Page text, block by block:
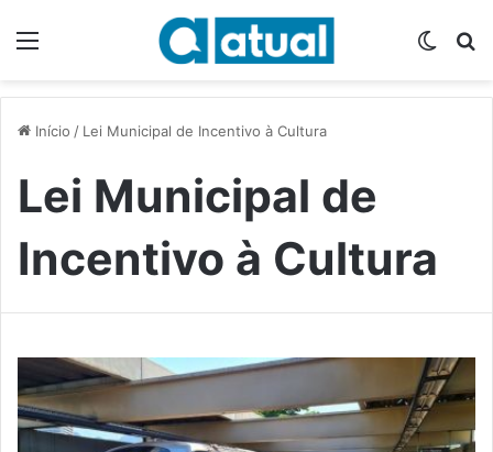
Início / Lei Municipal de Incentivo à Cultura
Lei Municipal de
Incentivo à Cultura